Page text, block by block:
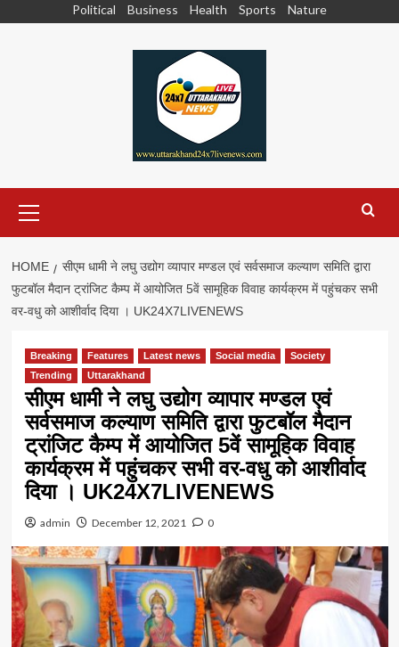
Political Business Health Sports Nature
Menu
HOME
सीएम धामी ने लघु उद्योग व्यापार मण्डल एवं सर्वसमाज कल्याण समिति द्वारा
फुटबॉल मैदान ट्रांजिट कैम्प में आयोजित 5वें सामूहिक विवाह कार्यक्रम में पहुंचकर सभी
वर-वधु को आशीर्वाद दिया । UK24X7LIVENEWS
Breaking Features Latest news Social media
Society
Trending
Uttarakhand
सीएम धामी ने लघु उद्योग व्यापार मण्डल एवं
सर्वसमाज कल्याण समिति द्वारा फुटबॉल मैदान
ट्रांजिट कैम्प में आयोजित 5वें सामूहिक विवाह
कार्यक्रम में पहुंचकर सभी वर-वधु को आशीर्वाद
दिया । UK24X7LIVENEWS
admin December 12, 2021 0